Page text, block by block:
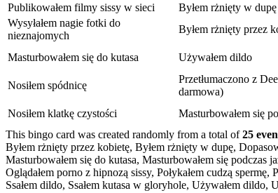
Publikowałem filmy sissy w sieci
Byłem rżnięty w dupę
Wysyłałem nagie fotki do
nieznajomych
Byłem rżnięty przez
Masturbowałem się do kutasa Używałem dildo
Nosiłem spódnicę
Przetłumaczono z
darmowa)
Nosiłem klatkę czystości Masturbowałem się
This bingo card was created randomly from a total of25
Byłem rżnięty przez kobietę, Byłem rżnięty w dupę,
Masturbowałem się do kutasa, Masturbowałem się podczas
Oglądałem porno z hipnozą sissy, Połykałem cudzą spermę,
Ssałem dildo, Ssałem kutasa w gloryhole, Używałem dildo,